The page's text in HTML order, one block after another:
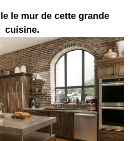
le mur de cette grande
cuisine.